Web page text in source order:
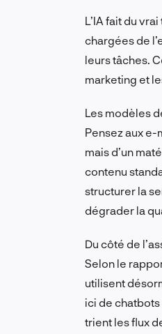
L’IA fait du
chargées de
leurs tâches.
marketing et
Les modèles
Pensez aux e-
mais d’un
contenu
structurer la
dégrader la
Du côté de
Selon le
utilisent
ici de
trient les flux